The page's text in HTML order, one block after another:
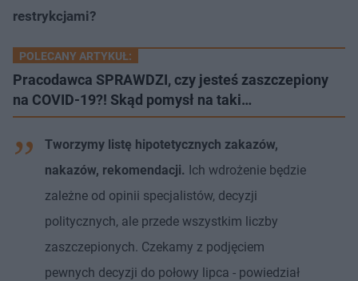
restrykcjami?
POLECANY ARTYKUŁ:
Pracodawca SPRAWDZI, czy jesteś zaszczepiony
na COVID-19?! Skąd pomysł na taki…
Tworzymy listę hipotetycznych zakazów,
nakazów, rekomendacji. Ich wdrożenie będzie
zależne od opinii specjalistów, decyzji
politycznych, ale przede wszystkim liczby
zaszczepionych. Czekamy z podjęciem
pewnych decyzji do połowy lipca - powiedział